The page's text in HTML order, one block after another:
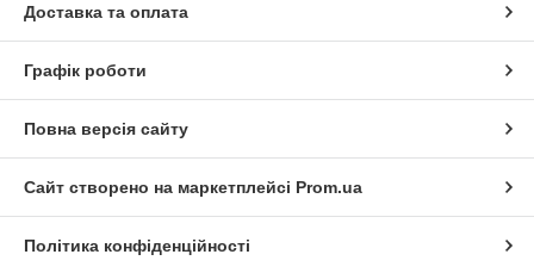
Доставка та оплата
Графік роботи
Повна версія сайту
Сайт створено на маркетплейсі Prom.ua
Політика конфіденційності